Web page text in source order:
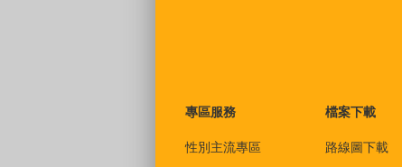
專區服務
性別主流專區
檔案下載
路線圖下載